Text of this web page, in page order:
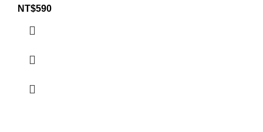
NT$590